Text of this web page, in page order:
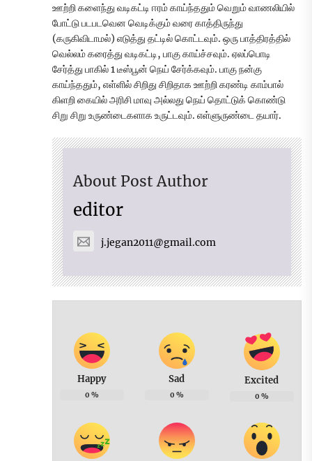
ஊற்றி களைந்து வடிகட்டி ஈரம் காய்ந்ததும் வெறும் வாணலியில்
போட்டு படபடவென வெடிக்கும் வரை காத்திருந்து
(கருகிவிடாமல்) எடுத்து தட்டில் கொட்டவும். ஒரு பாத்திரத்தில்
வெல்லம் கரைத்து வடிகட்டி, பாகு காய்ச்சவும். ஏலப்பொடி
சேர்த்து பாகில் 1 டீஸ்பூன் நெய் சேர்க்கவும். பாகு நன்கு
காய்ந்ததும், எள்ளில் சிறிது சிறிதாக ஊற்றி கரண்டி காம்பால்
கிளறி கையில் அரிசி மாவு அல்லது நெய் தொட்டுக் கொண்டு
சிறு சிறு உருண்டைகளாக உருட்டவும். எள்ளுருண்டை தயார்.
About Post Author
editor
j.jegan2011@gmail.com
Happy
0 %
Sad
0 %
Excited
0 %